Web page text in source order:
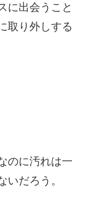
に出会うこと
取り外しする
のに汚れは一
いだろう。